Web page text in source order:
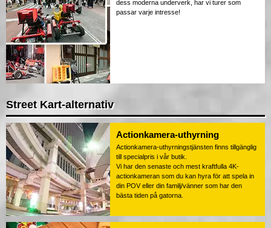
dess moderna underverk, har vi turer som
passar varje intresse!
Street Kart-alternativ
Actionkamera-uthyrning
Actionkamera-uthyrningstjänsten finns tillgänglig
till specialpris i vår butik.
Vi har den senaste och mest kraftfulla 4K-
actionkameran som du kan hyra för att spela in
din POV eller din familj/vänner som har den
bästa tiden på gatorna.